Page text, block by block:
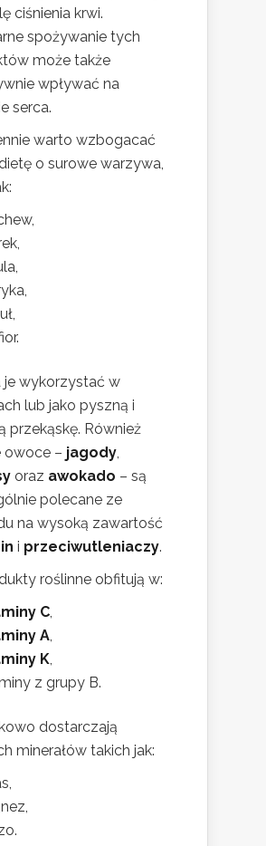
ciśnienia krwi.
spożywanie tych
może także
wpływać na
serca.
warto wzbogacać
o surowe warzywa,
je wykorzystać w
lub jako pyszną i
przekąskę. Również
owoce – jagody,
oraz awokado – są
polecane ze
na wysoką zawartość
i przeciwutleniaczy.
roślinne obfitują w:
C,
A,
K,
z grupy B.
dostarczają
minerałów takich jak: